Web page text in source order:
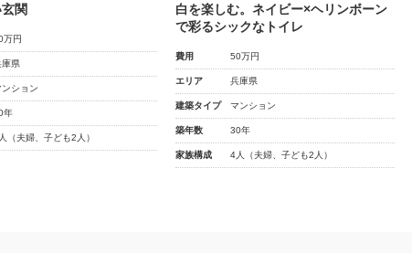
関
万円
庫県
ンション
年
（夫婦、子ども2人）
白を楽しむ。ネイビー×ヘリンボーン
で彩るシックなトイレ
費用 50万円
エリア 兵庫県
建築タイプ マンション
築年数 30年
家族構成 4人（夫婦、子ども2人）